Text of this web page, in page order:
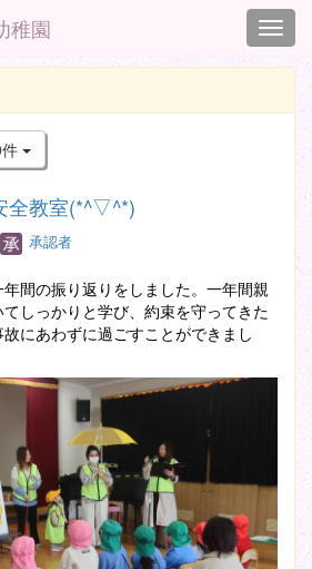
稚園
全教室(*^▽^*)
承認者
間の振り返りをしました。一年間親
しっかりと学び、約束を守ってきた
にあわずに過ごすことができまし